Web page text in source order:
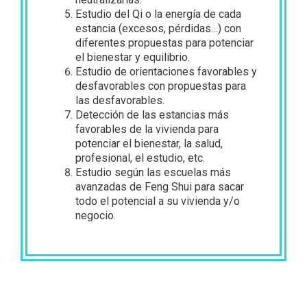
Estudio del Qi o la energía de cada
estancia (excesos, pérdidas…) con
diferentes propuestas para potenciar
el bienestar y equilibrio.
Estudio de orientaciones favorables y
desfavorables con propuestas para
las desfavorables.
Detección de las estancias más
favorables de la vivienda para
potenciar el bienestar, la salud,
profesional, el estudio, etc.
Estudio según las escuelas más
avanzadas de Feng Shui para sacar
todo el potencial a su vivienda y/o
negocio.